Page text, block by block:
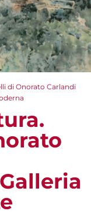
di Onorato Carlandi